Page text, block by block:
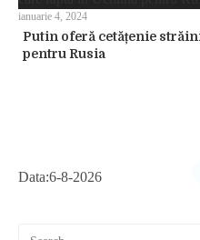
Putin oferă cetățenie
pentru Rusia
ianuarie 4, 2024
Data:6-8-2026